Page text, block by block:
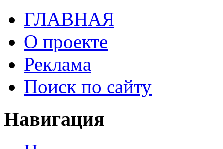
ГЛАВНАЯ
О проекте
Реклама
Поиск по сайту
Навигация